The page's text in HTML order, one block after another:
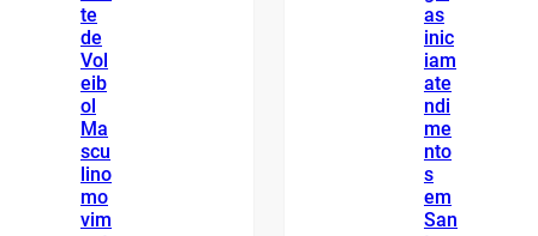
te
de
Vol
eib
ol
Ma
scu
lino
mo
vim
as
inic
iam
ate
ndi
me
nto
s
em
San